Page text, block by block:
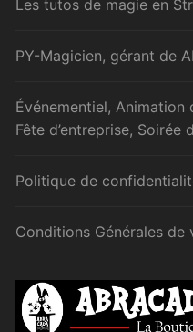
Les tutos de magie en
PY-Magicien, gérant de
Événementiel, Animation
Fête d’entreprise, Soirée
Politique de
Conditions Générales de